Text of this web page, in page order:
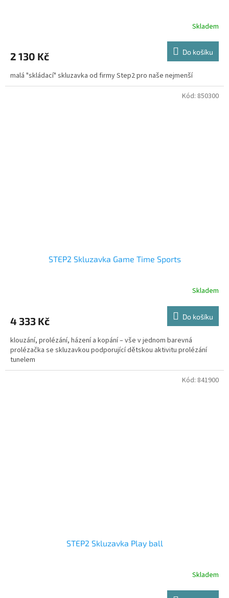
Skladem
2 130 Kč Do košíku
malá "skládací" skluzavka od firmy Step2 pro naše nejmenší
STEP2 Skluzavka Game Time Sports
Skladem
4 333 Kč Do košíku
klouzání, prolézání, házení a kopání – vše v jednom barevná
prolézačka se skluzavkou podporující dětskou aktivitu prolézání
tunelem
Kód: 850300
STEP2 Skluzavka Play ball
Skladem
Kód: 841900